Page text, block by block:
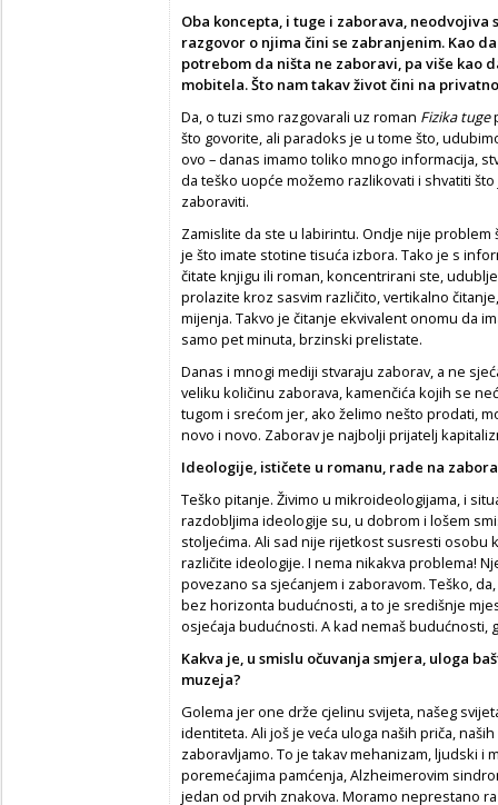
Oba koncepta, i tuge i zaborava, neodvojiva
razgovor o njima čini se zabranjenim. Kao
potrebom da ništa ne zaboravi, pa više kao
mobitela. Što nam takav život čini na
Da, o tuzi smo razgovarali uz roman Fizika tuge
što govorite, ali paradoks je u tome što,
ovo – danas imamo toliko mnogo informacija,
da teško uopće možemo razlikovati i shvatiti
zaboraviti.
Zamislite da ste u labirintu. Ondje nije
je što imate stotine tisuća izbora. Tako je s
čitate knjigu ili roman, koncentrirani ste,
prolazite kroz sasvim različito, vertikalno
mijenja. Takvo je čitanje ekvivalent onomu da
samo pet minuta, brzinski prelistate.
Danas i mnogi mediji stvaraju zaborav, a ne
veliku količinu zaborava, kamenčića kojih se
tugom i srećom jer, ako želimo nešto prodati,
novo i novo. Zaborav je najbolji prijatelj
Ideologije, ističete u romanu, rade na
Teško pitanje. Živimo u mikroideologijama, i
razdobljima ideologije su, u dobrom i lošem
stoljećima. Ali sad nije rijetkost susresti osobu
različite ideologije. I nema nikakva problema!
povezano sa sjećanjem i zaboravom. Teško,
bez horizonta budućnosti, a to je središnje
osjećaja budućnosti. A kad nemaš budućnosti,
Kakva je, u smislu očuvanja smjera, uloga
muzeja?
Golema jer one drže cjelinu svijeta, našeg
identiteta. Ali još je veća uloga naših priča,
zaboravljamo. To je takav mehanizam, ljudski i
poremećajima pamćenja, Alzheimerovim
jedan od prvih znakova. Moramo neprestano